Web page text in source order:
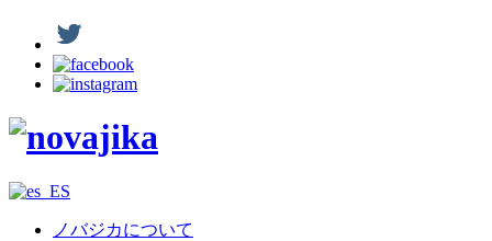
ノバジカについて